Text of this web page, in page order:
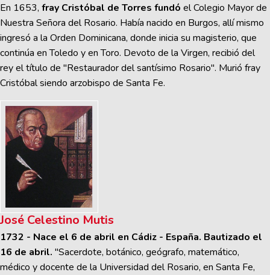
En 1653, fray Cristóbal de Torres fundó el Colegio Mayor de
Nuestra Señora del Rosario. Había nacido en Burgos, allí mismo
ingresó a la Orden Dominicana, donde inicia su magisterio, que
continúa en Toledo y en Toro. Devoto de la Virgen, recibió del
rey el título de "Restaurador del santísimo Rosario". Murió fray
Cristóbal siendo arzobispo de Santa Fe.
José Celestino Mutis
1732 - Nace el 6 de abril en Cádiz - España. Bautizado el
16 de abril. "Sacerdote, botánico, geógrafo, matemático,
médico y docente de la Universidad del Rosario, en Santa Fe,